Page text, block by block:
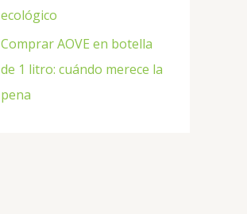
ecológico
Comprar AOVE en botella
de 1 litro: cuándo merece la
pena